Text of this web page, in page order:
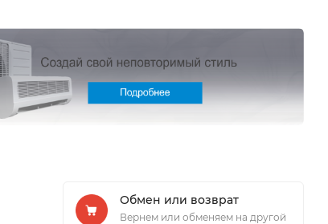
Обмен или возврат
Вернем или обменяем на другой